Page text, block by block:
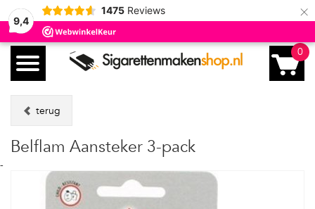
9,4
1475 Reviews ×
0
terug
Belflam Aansteker 3-pack
-